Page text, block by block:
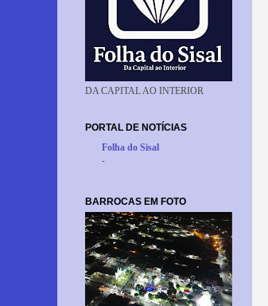
DA CAPITAL AO INTERIOR
PORTAL DE NOTÍCIAS
Folha do Sisal
-
BARROCAS EM FOTO